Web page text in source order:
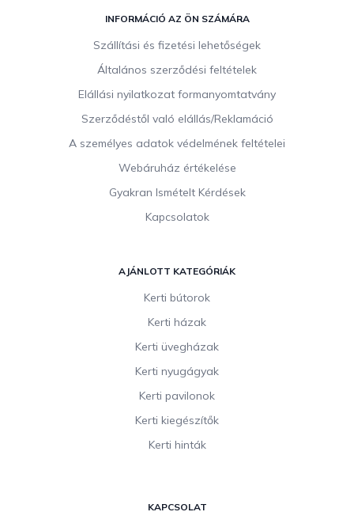
INFORMÁCIÓ AZ ÖN SZÁMÁRA
Szállítási és fizetési lehetőségek
Általános szerződési feltételek
Elállási nyilatkozat formanyomtatvány
Szerződéstől való elállás/Reklamáció
A személyes adatok védelmének feltételei
Webáruház értékelése
Gyakran Ismételt Kérdések
Kapcsolatok
AJÁNLOTT KATEGÓRIÁK
Kerti bútorok
Kerti házak
Kerti üvegházak
Kerti nyugágyak
Kerti pavilonok
Kerti kiegészítők
Kerti hinták
KAPCSOLAT